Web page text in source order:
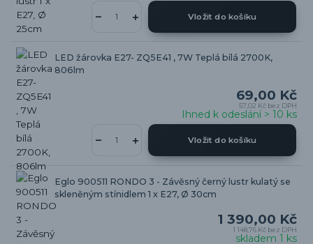
Vložit do košíku
LED žárovka E27- ZQ5E41 , 7W Teplá bílá 2700K,
806lm
69,00 Kč
57,02 Kč bez DPH
Ihned k odeslání > 10 ks
Vložit do košíku
Eglo 900511 RONDO 3 - Závěsný černý lustr kulatý se
skleněným stínidlem 1 x E27, Ø 30cm
1 390,00 Kč
1 148,76 Kč bez DPH
skladem 1 ks